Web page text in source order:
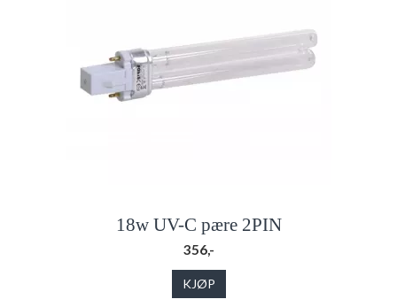
18w UV-C pære 2PIN
356,-
KJØP